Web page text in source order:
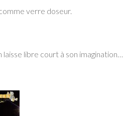
verre doseur.
libre court à son imagination…